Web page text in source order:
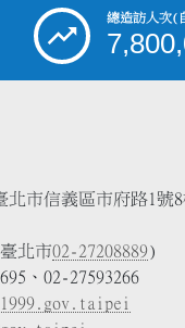
總造訪人次(
北市信義區市府路1號
北市02-27208889)
、02-27593266